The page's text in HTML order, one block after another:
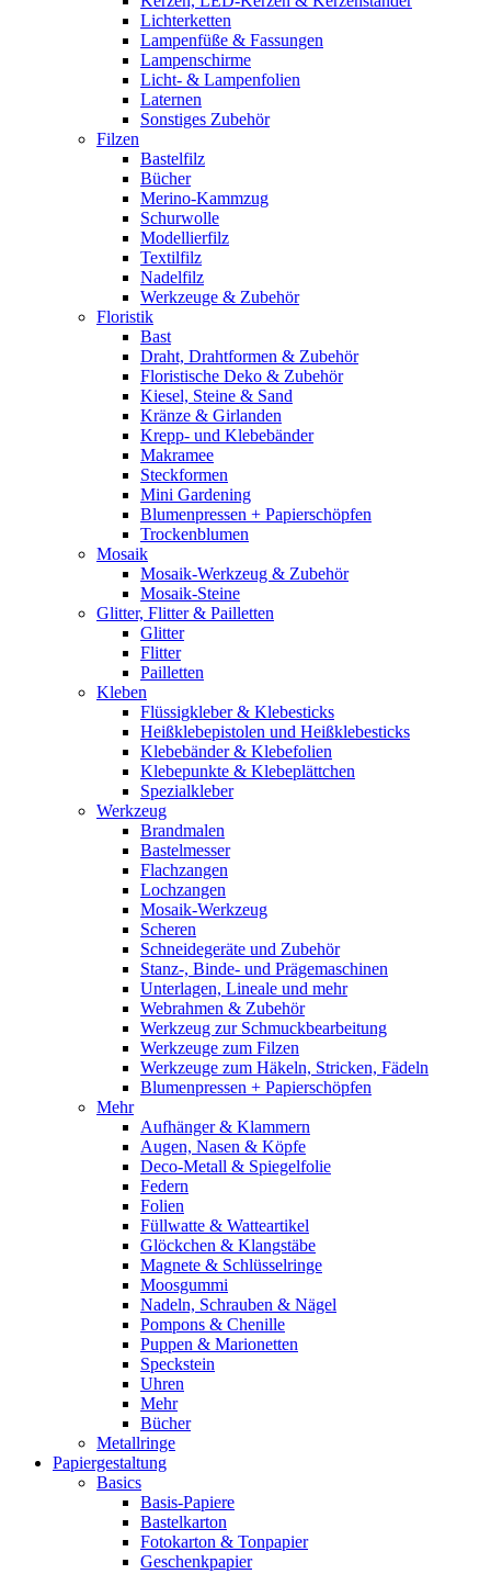
Lichterketten
Lampenfüße & Fassungen
Lampenschirme
Licht- & Lampenfolien
Laternen
Sonstiges Zubehör
Filzen
Bastelfilz
Bücher
Merino-Kammzug
Schurwolle
Modellierfilz
Textilfilz
Nadelfilz
Werkzeuge & Zubehör
Floristik
Bast
Draht, Drahtformen & Zubehör
Floristische Deko & Zubehör
Kiesel, Steine & Sand
Kränze & Girlanden
Krepp- und Klebebänder
Makramee
Steckformen
Mini Gardening
Blumenpressen + Papierschöpfen
Trockenblumen
Mosaik
Mosaik-Werkzeug & Zubehör
Mosaik-Steine
Glitter, Flitter & Pailletten
Glitter
Flitter
Pailletten
Kleben
Flüssigkleber & Klebesticks
Heißklebepistolen und Heißklebesticks
Klebebänder & Klebefolien
Klebepunkte & Klebeplättchen
Spezialkleber
Werkzeug
Brandmalen
Bastelmesser
Flachzangen
Lochzangen
Mosaik-Werkzeug
Scheren
Schneidegeräte und Zubehör
Stanz-, Binde- und Prägemaschinen
Unterlagen, Lineale und mehr
Webrahmen & Zubehör
Werkzeug zur Schmuckbearbeitung
Werkzeuge zum Filzen
Werkzeuge zum Häkeln, Stricken, Fädeln
Blumenpressen + Papierschöpfen
Mehr
Aufhänger & Klammern
Augen, Nasen & Köpfe
Deco-Metall & Spiegelfolie
Federn
Folien
Füllwatte & Watteartikel
Glöckchen & Klangstäbe
Magnete & Schlüsselringe
Moosgummi
Nadeln, Schrauben & Nägel
Pompons & Chenille
Puppen & Marionetten
Speckstein
Uhren
Mehr
Bücher
Metallringe
Papiergestaltung
Basics
Basis-Papiere
Bastelkarton
Fotokarton & Tonpapier
Geschenkpapier